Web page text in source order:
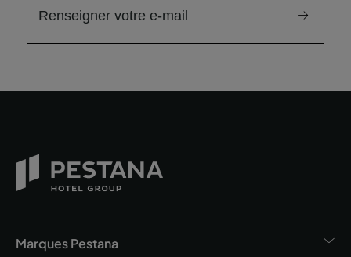
email pour recevoir la newsletter
Marques Pestana